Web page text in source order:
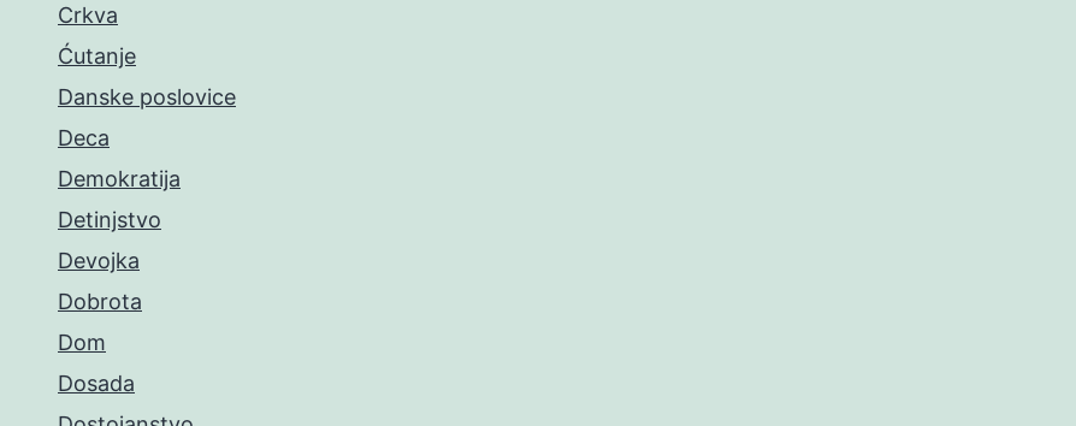
Crkva
Ćutanje
Danske poslovice
Deca
Demokratija
Detinjstvo
Devojka
Dobrota
Dom
Dosada